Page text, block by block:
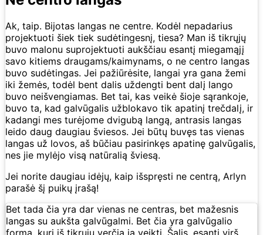
Ak, taip. Bijotas langas ne centre. Kodėl nepadarius
projektuoti šiek tiek sudėtingesnį, tiesa? Man iš tikrųjų
buvo malonu suprojektuoti aukščiau esantį miegamąjį
savo kitiems draugams/kaimynams, o ne centro langas
buvo sudėtingas. Jei pažiūrėsite, langai yra gana žemi
iki žemės, todėl bent dalis uždengti bent dalį lango
buvo neišvengiamas. Bet tai, kas veikė šioje sąrankoje,
buvo ta, kad galvūgalis užblokavo tik apatinį trečdalį, ir
kadangi mes turėjome dvigubą langą, antrasis langas
leido daug daugiau šviesos. Jei būtų buvęs tas vienas
langas už lovos, aš būčiau pasirinkęs apatinę galvūgalis,
nes jie mylėjo visą natūralią šviesą.
Jei norite daugiau idėjų, kaip išspręsti ne centrą, Arlyn
parašė šį puikų įrašą!
Bet tada čia yra dar vienas ne centras, bet mažesnis
langas su aukšta galvūgalmi. Bet čia yra galvūgalio
forma, kuri iš tikrųjų verčia ją veikti. Šalis, esanti virš